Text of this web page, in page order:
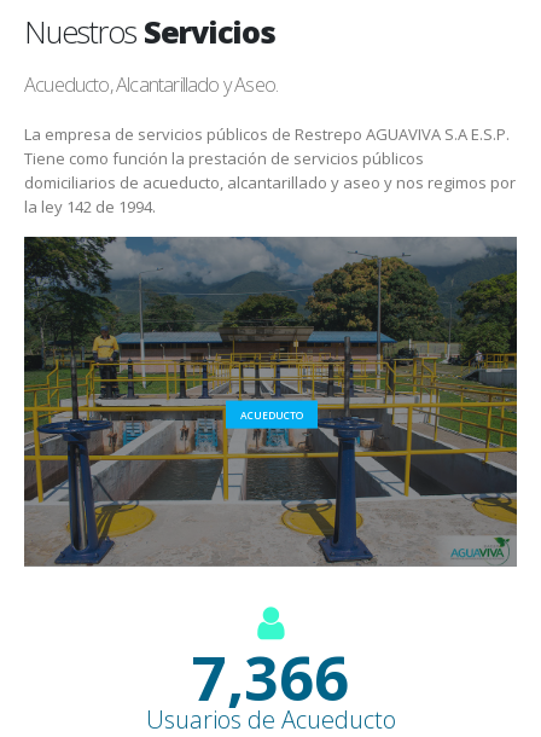
Nuestros Servicios
Acueducto, Alcantarillado y Aseo.
La empresa de servicios públicos de Restrepo AGUAVIVA S.A E.S.P.
Tiene como función la prestación de servicios públicos
domiciliarios de acueducto, alcantarillado y aseo y nos regimos por
la ley 142 de 1994.
ACUEDUCTO
8,500+
Usuarios de Acueducto